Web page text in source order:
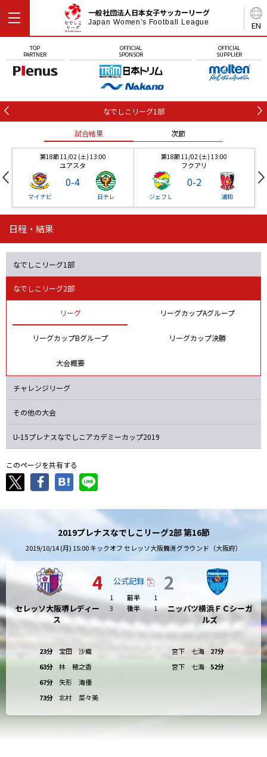
EN
一般社団法人日本女子サッカーリーグ
Japan Women's Football League
TOP
PARTNER
OFFICIAL
SPONSOR
OFFICIAL
SUPPLIER
なでしこリーグ1部
試合結果 次節
第18節 11/02 (土) 13:00
ユアスタ
マイナビ
0-4
日テレ
第18節 11/02 (土) 13:00
フクアリ
ジェフＬ
0-2
浦和
第18節 11/02 (土) 13:00
ユアスタ
0-
フクアリ
日程・結果
なでしこリーグ1部
なでしこリーグ2部
リーグ リーグカップAグループ
リーグカップBグループ リーグカップ決勝
大会概要
チャレンジリーグ
その他の大会
U-15プレナスなでしこアカデミーカップ2019
このページを共有する
2019プレナスなでしこリーグ2部 第16節
2019/10/14 (月) 15:00 キックオフ セレッソ大阪舞洲グラウンド（大阪府）
セレッソ大阪堺レディー
ス
23分
宝田 沙織
63分
林 穂之香
67分
矢形 海優
73分
北村 菜々美
4 公式記録 2
1 前半
1
3
後半 1
ニッパツ横浜ＦＣシーガ
ルズ
宮下 七海
27分
宮下 七海
52分